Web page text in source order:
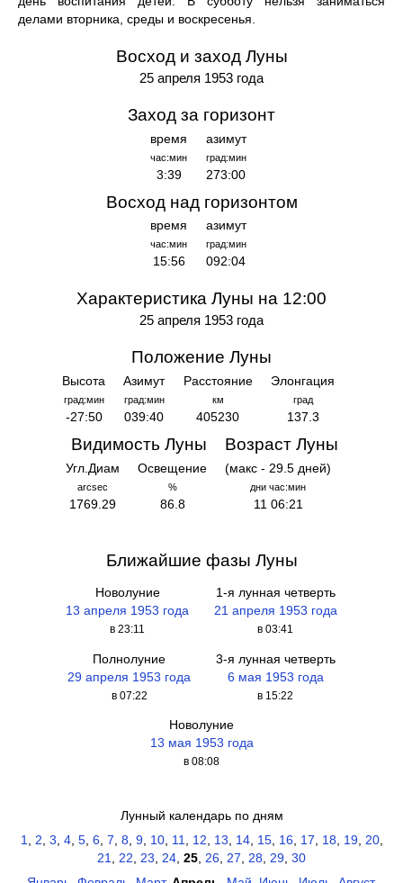
делами вторника, среды и воскресенья.
Восход и заход Луны
25 апреля 1953 года
Заход за горизонт
время
час:мин
3:39
азимут
град:мин
273:00
Восход над горизонтом
время
час:мин
15:56
азимут
град:мин
092:04
Характеристика Луны на 12:00
25 апреля 1953 года
Положение Луны
Высота
град:мин
-27:50
Азимут
град:мин
039:40
Расстояние
км
405230
Элонгация
град
137.3
Видимость Луны
Угл.Диам
arcsec
1769.29
Освещение
%
86.8
Возраст Луны
(макс - 29.5 дней)
дни час:мин
11 06:21
Ближайшие фазы Луны
Новолуние
13 апреля 1953 года
в 23:11
1-я лунная четверть
21 апреля 1953 года
в 03:41
Полнолуние
29 апреля 1953 года
в 07:22
3-я лунная четверть
6 мая 1953 года
в 15:22
Новолуние
13 мая 1953 года
в 08:08
Лунный календарь по дням
1
2 3 4, 5, 6, 7 8 9, 10, 11 12 13 14, 15, 16, 17 18 19, 20,
21
22 23 24 25 26 27 28 29 30